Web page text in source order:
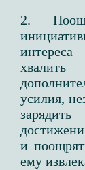
2.
хвалить
усилия,
и
ему